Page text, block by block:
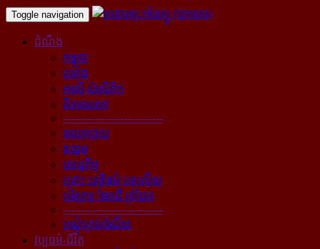
Toggle navigation
ដំណឹង
កម្ពុជា
បារាំង
អាស៊ី-ប៉ាស៊ីភិក
ពិភពលោក
----------------------------
នយោបាយ
សង្គម
សេដ្ឋកិច្ច
គ្រោះ យុត្តិធម៌ បទល្មើស
បរិស្ថាន ផែនដី ព្រំដែន
----------------------------
បណ្ដុំគ្រប់ដំណឹង
វប្បធម៌-ជីវិត